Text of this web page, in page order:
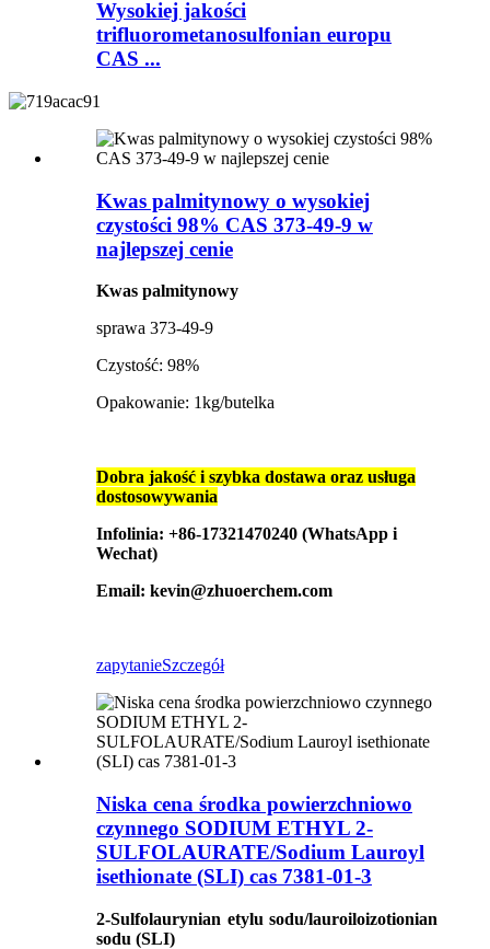
Wysokiej jakości
trifluorometanosulfonian europu
CAS ...
Kwas palmitynowy o wysokiej
czystości 98% CAS 373-49-9 w
najlepszej cenie
Kwas palmitynowy
sprawa 373-49-9
Czystość: 98%
Opakowanie: 1kg/butelka
Dobra jakość i szybka dostawa oraz usługa
dostosowywania
Infolinia: +86-17321470240 (WhatsApp i
Wechat)
Email: kevin@zhuoerchem.com
zapytanieSzczegół
Niska cena środka powierzchniowo
czynnego SODIUM ETHYL 2-
SULFOLAURATE/Sodium Lauroyl
isethionate (SLI) cas 7381-01-3
2-Sulfolaurynian etylu sodu/lauroiloizotionian
sodu (SLI)